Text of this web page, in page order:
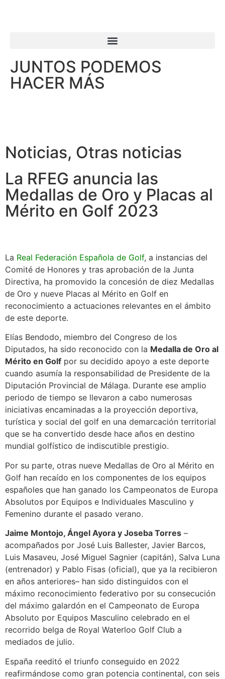
JUNTOS PODEMOS
HACER MÁS
Noticias, Otras noticias
La RFEG anuncia las
Medallas de Oro y Placas al
Mérito en Golf 2023
La Real Federación Española de Golf, a instancias del
Comité de Honores y tras aprobación de la Junta
Directiva, ha promovido la concesión de diez Medallas
de Oro y nueve Placas al Mérito en Golf en
reconocimiento a actuaciones relevantes en el ámbito
de este deporte.
Elías Bendodo, miembro del Congreso de los
Diputados, ha sido reconocido con la Medalla de Oro al
Mérito en Golf por su decidido apoyo a este deporte
cuando asumía la responsabilidad de Presidente de la
Diputación Provincial de Málaga. Durante ese amplio
periodo de tiempo se llevaron a cabo numerosas
iniciativas encaminadas a la proyección deportiva,
turística y social del golf en una demarcación territorial
que se ha convertido desde hace años en destino
mundial golfístico de indiscutible prestigio.
Por su parte, otras nueve Medallas de Oro al Mérito en
Golf han recaído en los componentes de los equipos
españoles que han ganado los Campeonatos de Europa
Absolutos por Equipos e Individuales Masculino y
Femenino durante el pasado verano.
Jaime Montojo, Ángel Ayora y Joseba Torres –
acompañados por José Luis Ballester, Javier Barcos,
Luis Masaveu, José Miguel Sagnier (capitán), Salva Luna
(entrenador) y Pablo Fisas (oficial), que ya la recibieron
en años anteriores– han sido distinguidos con el
máximo reconocimiento federativo por su consecución
del máximo galardón en el Campeonato de Europa
Absoluto por Equipos Masculino celebrado en el
recorrido belga de Royal Waterloo Golf Club a
mediados de julio.
España reeditó el triunfo conseguido en 2022
reafirmándose como gran potencia continental, con seis